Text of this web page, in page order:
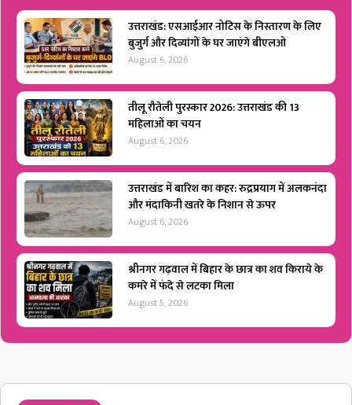
उत्तराखंड: एसआईआर नोटिस के निस्तारण के लिए
बुजुर्ग और दिव्यांगों के घर जाएंगे बीएलओ
August 6, 2026
तीलू रौतेली पुरस्कार 2026: उत्तराखंड की 13
महिलाओं का चयन
August 6, 2026
उत्तराखंड में बारिश का कहर: रुद्रप्रयाग में अलकनंदा
और मंदाकिनी खतरे के निशान से ऊपर
August 6, 2026
श्रीनगर गढ़वाल में बिहार के छात्र का शव किराये के
कमरे में फंदे से लटका मिला
August 5, 2026